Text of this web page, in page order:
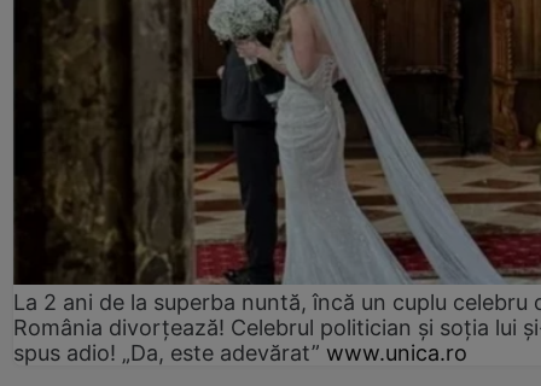
La 2 ani de la superba nuntă, încă un cuplu celebru
România divorțează! Celebrul politician și soția lui
spus adio! „Da, este adevărat” www.unica.ro